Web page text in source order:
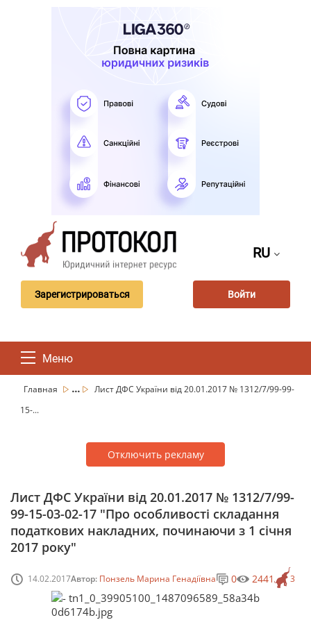
RU
Зарегистрироваться Войти
Меню
Главная ...
Лист ДФС України від 20.01.2017 № 1312/7/99-99-
15-...
Отключить рекламу
Лист ДФС України від 20.01.2017 № 1312/7/99-
99-15-03-02-17 "Про особливості складання
податкових накладних, починаючи з 1 січня
2017 року"
14.02.2017Автор: Понзель Марина Генадіївна 3
0 2441